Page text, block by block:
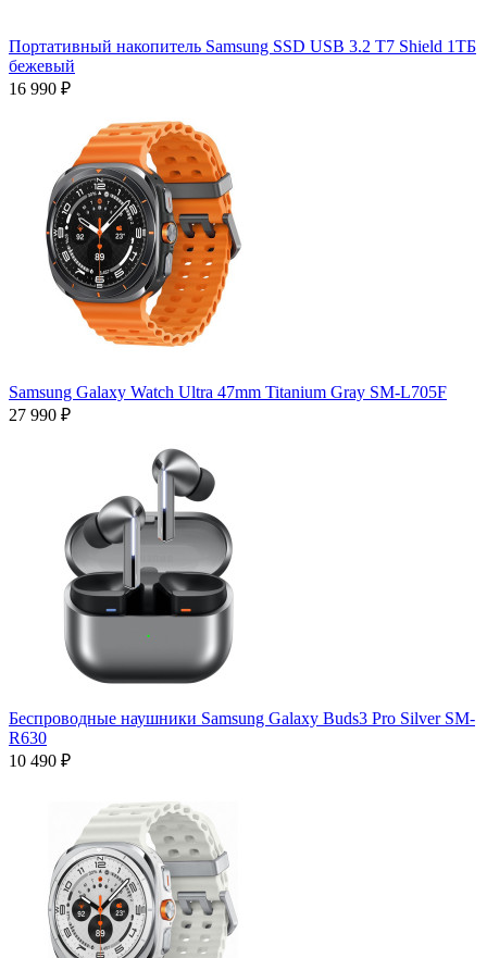
Портативный накопитель Samsung SSD USB 3.2 T7 Shield 1ТБ
бежевый
16 990 ₽
Samsung Galaxy Watch Ultra 47mm Titanium Gray SM-L705F
27 990 ₽
Беспроводные наушники Samsung Galaxy Buds3 Pro Silver SM-
R630
10 490 ₽